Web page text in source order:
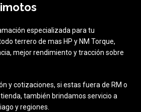
especializada para tu
terrero de mas HP y NM Torque,
mejor rendimiento y tracción sobre
y cotizaciones, si estas fuera de RM o
también brindamos servicio a
y regiones.